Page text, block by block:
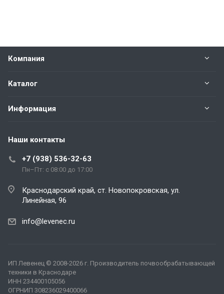
Компания
Каталог
Информация
Наши контакты
+7 (938) 536-32-63
Пн–Пт: с 08:00 до 17:00
Краснодарский край, ст. Новопокровская, ул.
Линейная, 96
info@levenec.ru
ИП Левенец © 2008-2026 г. Производитель почвообрабатывающей
техники в Краснодаре
ИНН 234400105056
ОГРНИП 308236029400066